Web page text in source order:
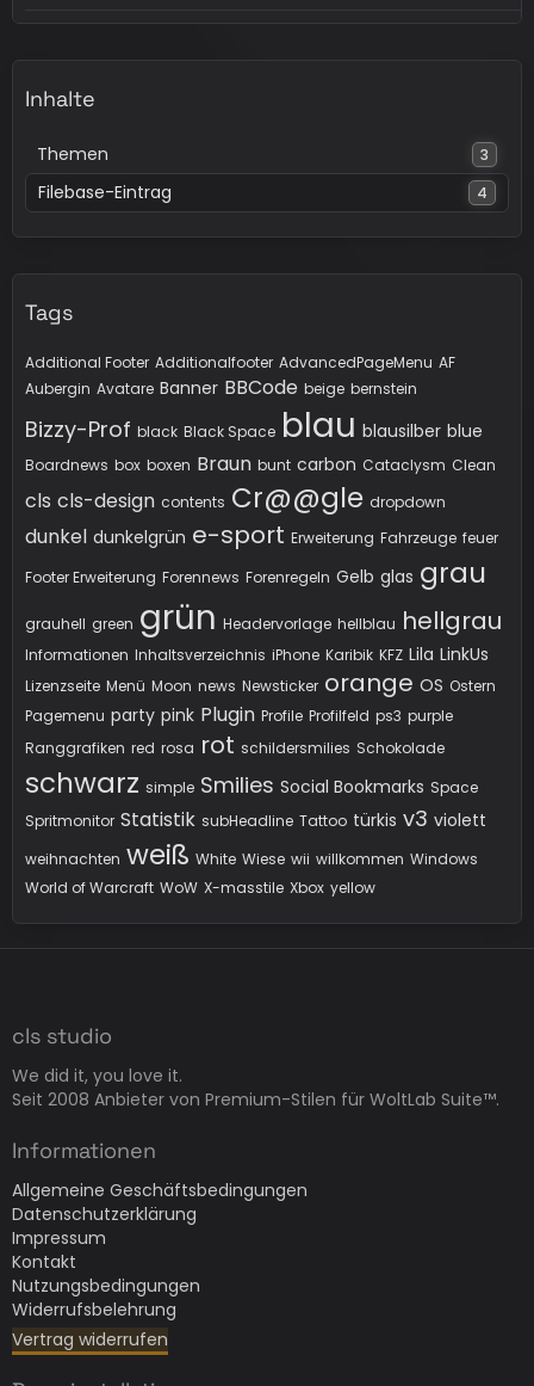
Inhalte
Themen 3
Filebase-Eintrag 4
Tags
Additional Footer Additionalfooter AdvancedPageMenu AF
Aubergin Avatare Banner BBCode beige bernstein
Bizzy-Prof black Black Space blau blausilber blue
Boardnews box boxen Braun bunt carbon Cataclysm Clean
cls cls-design contents Cr@@gle dropdown
dunkel dunkelgrün e-sport Erweiterung Fahrzeuge feuer
Footer Erweiterung Forennews Forenregeln Gelb glas grau
grauhell green grün Headervorlage hellblau hellgrau
Informationen Inhaltsverzeichnis iPhone Karibik KFZ Lila LinkUs
Lizenzseite Menü Moon news Newsticker orange OS Ostern
Pagemenu party pink Plugin Profile Profilfeld ps3 purple
Ranggrafiken red rosa rot schildersmilies Schokolade
schwarz simple Smilies Social Bookmarks Space
Spritmonitor Statistik subHeadline Tattoo türkis v3 violett
weihnachten weiß White Wiese wii willkommen Windows
World of Warcraft WoW X-masstile Xbox yellow
cls studio
We did it, you love it.
Seit 2008 Anbieter von Premium-Stilen für WoltLab Suite™.
Informationen
Allgemeine Geschäftsbedingungen
Datenschutzerklärung
Impressum
Kontakt
Nutzungsbedingungen
Widerrufsbelehrung
Vertrag widerrufen